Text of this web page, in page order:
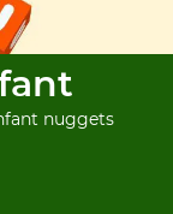
nuggets